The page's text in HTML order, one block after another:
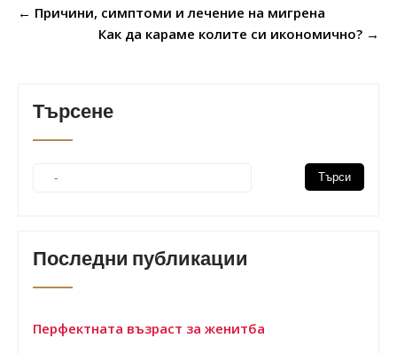
Post
← Причини, симптоми и лечение на мигрена
Как да караме колите си икономично? →
Търсене
Последни публикации
Перфектната възраст за женитба